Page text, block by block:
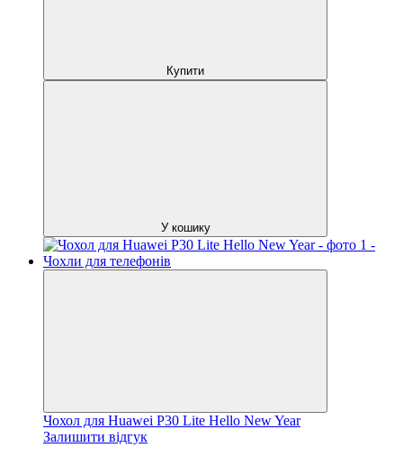
Купити
У кошику
Чохол для Huawei P30 Lite Hello New Year
Залишити відгук